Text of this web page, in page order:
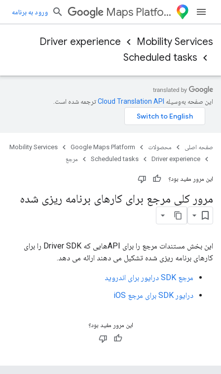
Maps Platform ورود به برنامه
Mobility Services
Driver experience
Scheduled tasks
این صفحه به‌وسیله ترجمه شده است.
صفحه اصلی محصولات Google Maps Platform
Mobility Services
Driver experience
Scheduled tasks مرجع
این مرور مفید بود؟
مرور کلی مرجع برای کارهای برنامه ریزی شده
این بخش مستندات مرجع را برای APIهایی که Driver SDK را برای
کارهای برنامه ریزی شده تشکیل می دهند ارائه می دهد.
مرجع SDK درایور برای اندروید
درایور SDK برای مرجع iOS
این مرور مفید بود؟